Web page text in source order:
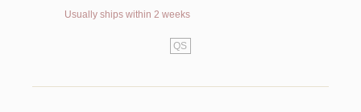
Usually ships within 2 weeks
QS